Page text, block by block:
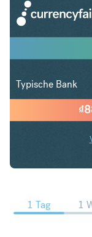
₫
Typische Bank
1 Tag 1